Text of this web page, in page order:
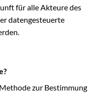
für alle Akteure des
datengesteuerte
zur Bestimmung